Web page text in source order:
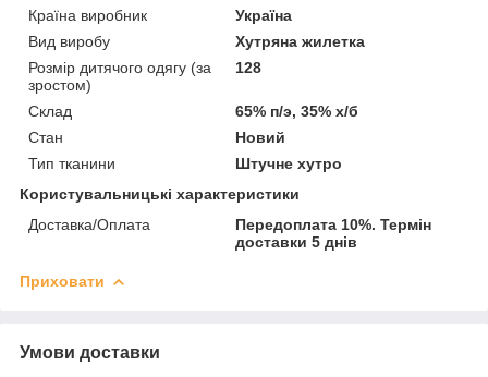
Країна виробник
Україна
Вид виробу
Хутряна жилетка
Розмір дитячого одягу (за
зростом)
128
Склад
65% п/э, 35% х/б
Стан
Новий
Тип тканини
Штучне хутро
Користувальницькі характеристики
Доставка/Оплата
Передоплата 10%. Термін
доставки 5 днів
Приховати
Умови доставки